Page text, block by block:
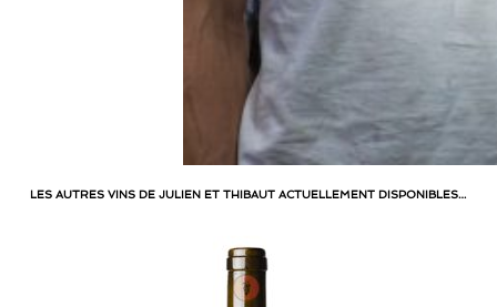
LES AUTRES VINS DE JULIEN ET THIBAUT ACTUELLEMENT DISPONIBLES…